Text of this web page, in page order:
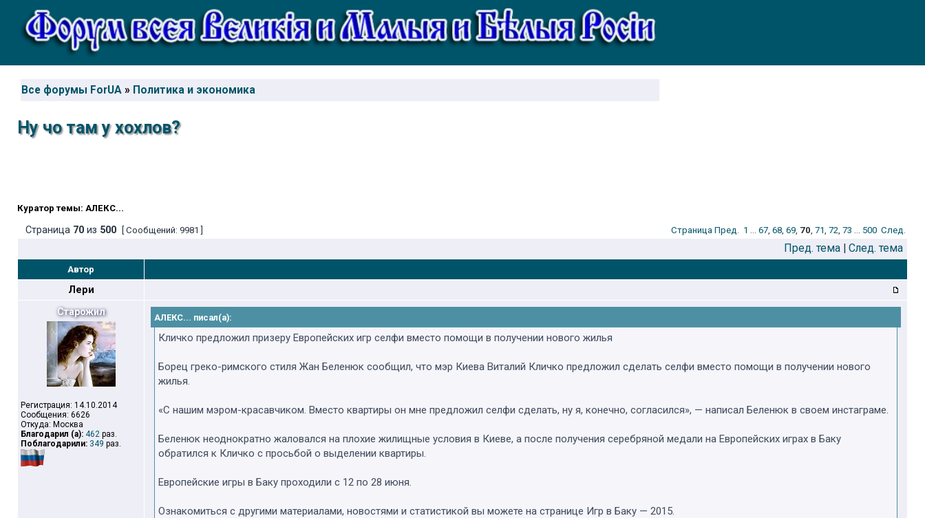
Все форумы ForUA » Политика и экономика
Ну чо там у хохлов?
Куратор темы: АЛЕКС...
Страница 70 из 500 [ Сообщений: 9981 ] Стрaница Пред. 1 ... 67, 68, 69, 70, 71, 72, 73 ... 500 След.
Пред. тема | След. тема
Автор
Лери
Старожил
Регистрация: 14.10.2014
Сообщения: 6626
Откуда: Москва
Благодарил (а): 462 раз.
Поблагодарили: 349 раз.
АЛЕКС... писал(а):
Кличко предложил призеру Европейских игр селфи вместо помощи в получении нового жилья
Борец греко-римского стиля Жан Беленюк сообщил, что мэр Киева Виталий Кличко предложил сделать селфи вместо помощи в получении нового
жилья.
«С нашим мэром-красавчиком. Вместо квартиры он мне предложил селфи сделать, ну я, конечно, согласился», — написал Беленюк в своем инстаграме.
Беленюк неоднократно жаловался на плохие жилищные условия в Киеве, а после получения серебряной медали на Европейских играх в Баку
обратился к Кличко с просьбой о выделении квартиры.
Европейские игры в Баку проходили с 12 по 28 июня.
Ознакомиться с другими материалами, новостями и статистикой вы можете на странице Игр в Баку — 2015.